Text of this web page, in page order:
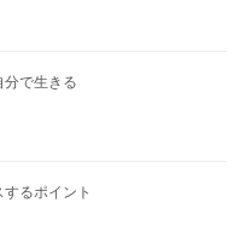
で生きる
るポイント